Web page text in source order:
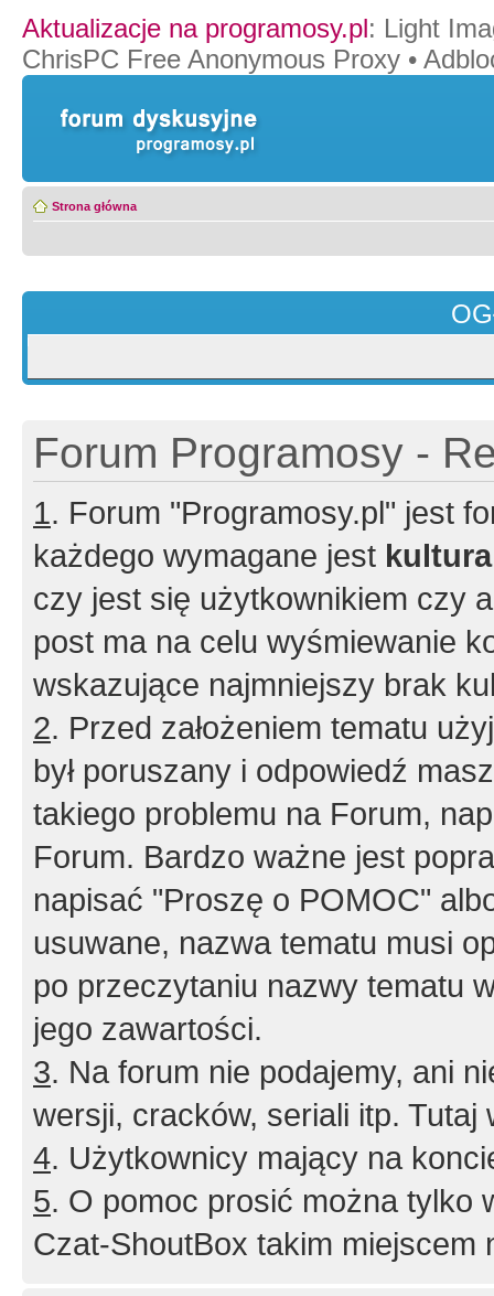
Aktualizacje na programosy.pl: Light
ChrisPC Free Anonymous Proxy •
Strona główna
Forum Programosy -
1. Forum "Programosy.pl" jest
każdego wymagane jest
czy jest się użytkownikiem czy
post ma na celu wyśmiewanie
wskazujące najmniejszy brak
2. Przed założeniem tematu
był poruszany i odpowiedź
takiego problemu na Forum,
Forum. Bardzo ważne jest
napisać "Proszę o POMOC"
usuwane, nazwa tematu musi
po przeczytaniu nazwy tematu
jego zawartości.
3. Na forum nie podajemy, ani
wersji, cracków, seriali itp. Tutaj
4. Użytkownicy mający na
5. O pomoc prosić można tylko
Czat-ShoutBox takim miejscem